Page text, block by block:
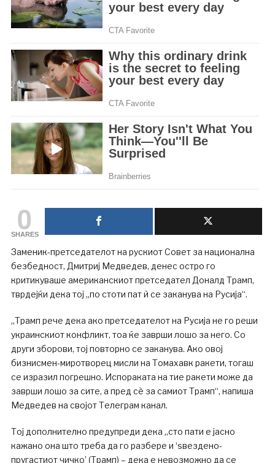
0
SHARES
Заменик-претседателот на рускиот Совет за национална
безбедност, Дмитриј Медведев, денес остро го
критикуваше американскиот претседател Доналд Трамп,
тврдејќи дека тој „по стоти пат ѝ се заканува на Русија“.
„Трамп рече дека ако претседателот на Русија не го реши
украинскиот конфликт, тоа ќе заврши лошо за него. Со
други зборови, тој повторно се заканува. Ако овој
бизнисмен-миротворец мисли на Томахавк ракети, тогаш
се изразил погрешно. Испораката на тие ракети може да
заврши лошо за сите, а пред сè за самиот Трамп“, напиша
Медведев на својот Телеграм канал.
Тој дополнително предупреди дека „сто пати е јасно
кажано она што треба да го разбере и ‘ѕвездено-
пругастиот чичко’ (Трамп) – дека е невозможно да се